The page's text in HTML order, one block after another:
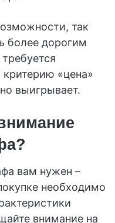
так
более дорогим
«цена»
выигрывает.
вам нужен –
необходимо
внимание на